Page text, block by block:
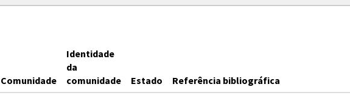
Comunidade
Identidade
da
comunidade
Estado Referência bibliográfica